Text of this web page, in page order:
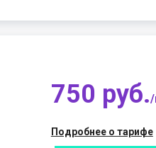
750 руб.
Подробнее о тарифе